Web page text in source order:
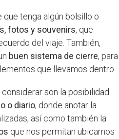
tenga algún bolsillo o
fotos y souvenirs, que
del viaje. También,
buen sistema de cierre, para
que llevamos dentro.
son la posibilidad
o diario, donde anotar la
así como también la
que nos permitan ubicarnos